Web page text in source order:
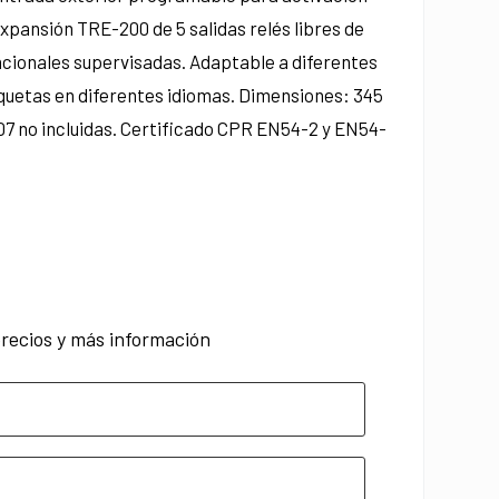
TRE-200 de 5 salidas relés libres de
supervisadas. Adaptable a diferentes
en diferentes idiomas. Dimensiones: 345
no incluidas. Certificado CPR EN54-2 y EN54-
y más información